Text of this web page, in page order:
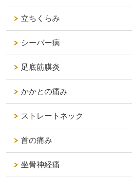
立ちくらみ
シーバー病
足底筋膜炎
かかとの痛み
ストレートネック
首の痛み
坐骨神経痛